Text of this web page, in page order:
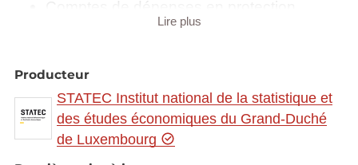
Comptes de dépenses en protection
environnementale selon le secteur privée
environnementale selon le secteur
publique et les institutions sans but lucratif
servant les ménages
Comptes des biens et services
environnementaux
Lire plus
Producteur
STATEC Institut national de la statistique et
des études économiques du Grand-Duché
de Luxembourg